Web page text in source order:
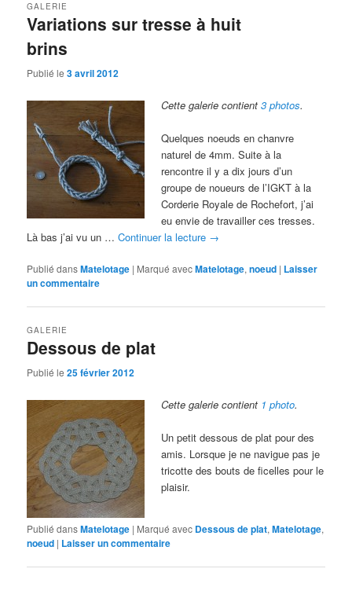
Variations sur tresse à huit
brins
GALERIE
Publié le3 avril 2012
Cette galerie contient3 photos.
Quelques noeuds en chanvre
naturel de 4mm. Suite à la
rencontre il y a dix jours d’un
groupe de noueurs de l’IGKT à la
Corderie Royale de Rochefort, j’ai
eu envie de travailler ces tresses.
Là bas j’ai vu un …Continuer la lecture →
Publié dansMatelotage | Marqué avecMatelotage,noeud | Laisser
un commentaire
Dessous de plat
GALERIE
Publié le25 février 2012
Cette galerie contient 1 photo.
Un petit dessous de plat pour des
amis. Lorsque je ne navigue pas je
tricotte des bouts de ficelles pour le
plaisir.
Publié dansMatelotage | Marqué avec Dessous de plat,Matelotage,
noeud | Laisser un commentaire